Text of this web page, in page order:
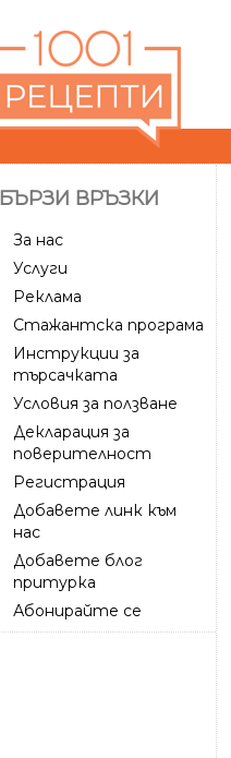
БЪРЗИ ВРЪЗКИ
За нас
Услуги
Реклама
Стажантска програма
Инструкции за
търсачката
Условия за ползване
Декларация за
поверителност
Регистрация
Добавете линк към
нас
Добавете блог
притурка
Абонирайте се